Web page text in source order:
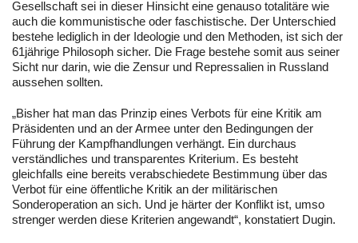
Gesellschaft sei in dieser Hinsicht eine genauso totalitäre wie
auch die kommunistische oder faschistische. Der Unterschied
bestehe lediglich in der Ideologie und den Methoden, ist sich der
61jährige Philosoph sicher. Die Frage bestehe somit aus seiner
Sicht nur darin, wie die Zensur und Repressalien in Russland
aussehen sollten.
„Bisher hat man das Prinzip eines Verbots für eine Kritik am
Präsidenten und an der Armee unter den Bedingungen der
Führung der Kampfhandlungen verhängt. Ein durchaus
verständliches und transparentes Kriterium. Es besteht
gleichfalls eine bereits verabschiedete Bestimmung über das
Verbot für eine öffentliche Kritik an der militärischen
Sonderoperation an sich. Und je härter der Konflikt ist, umso
strenger werden diese Kriterien angewandt“, konstatiert Dugin.